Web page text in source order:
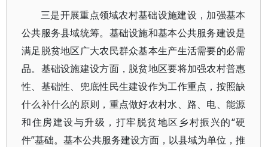
三是开展重点领域农村基础设施建设，加强基本
公共服务县域统筹。基础设施和基本公共服务建设是
满足脱贫地区广大农民群众基本生产生活需要的必需
品。基础设施建设方面，脱贫地区要将加强农村普惠
性、基础性、兜底性民生建设作为工作重点，按照缺
什么补什么的原则，重点做好农村水、路、电、能源
和住房建设与升级，打牢脱贫地区乡村振兴的“硬
件”基础。基本公共服务建设方面，以县域为单位，推